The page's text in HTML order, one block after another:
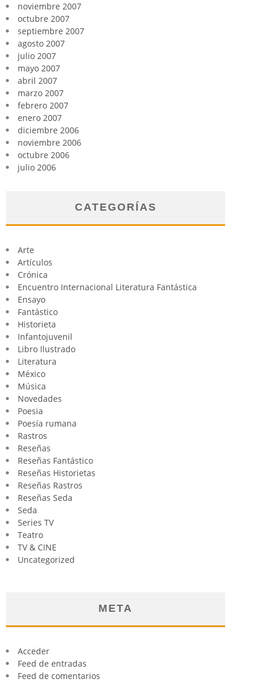
noviembre 2007
octubre 2007
septiembre 2007
agosto 2007
julio 2007
mayo 2007
abril 2007
marzo 2007
febrero 2007
enero 2007
diciembre 2006
noviembre 2006
octubre 2006
julio 2006
CATEGORÍAS
Arte
Artículos
Crónica
Encuentro Internacional Literatura Fantástica
Ensayo
Fantástico
Historieta
Infantojuvenil
Libro Ilustrado
Literatura
México
Música
Novedades
Poesia
Poesía rumana
Rastros
Reseñas
Reseñas Fantástico
Reseñas Historietas
Reseñas Rastros
Reseñas Seda
Seda
Series TV
Teatro
TV & CINE
Uncategorized
META
Acceder
Feed de entradas
Feed de comentarios